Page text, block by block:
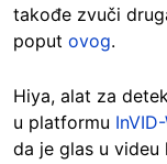
takođe zvuči
poput ovog.
Hiya, alat za
u platformu
da je glas u videu